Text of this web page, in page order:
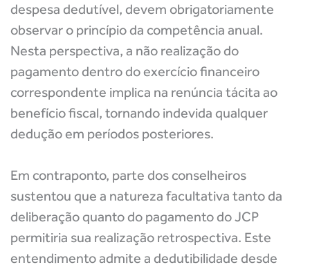
despesa dedutível, devem obrigatoriamente
observar o princípio da competência anual.
Nesta perspectiva, a não realização do
pagamento dentro do exercício financeiro
correspondente implica na renúncia tácita ao
benefício fiscal, tornando indevida qualquer
dedução em períodos posteriores.
Em contraponto, parte dos conselheiros
sustentou que a natureza facultativa tanto da
deliberação quanto do pagamento do JCP
permitiria sua realização retrospectiva. Este
entendimento admite a dedutibilidade desde